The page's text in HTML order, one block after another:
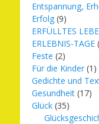
Entspannung,
Erfolg (9)
ERFÜLLTES
ERLEBNIS-TAGE
Feste (2)
Für die Kinder (1)
Gedichte und
Gesundheit (17)
Glück (35)